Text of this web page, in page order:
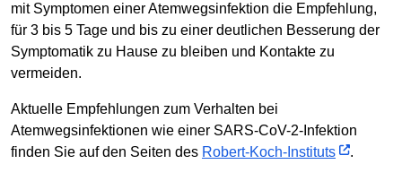
mit Symptomen einer Atemwegsinfektion die Empfehlung,
für 3 bis 5 Tage und bis zu einer deutlichen Besserung der
Symptomatik zu Hause zu bleiben und Kontakte zu
vermeiden.
Aktuelle Empfehlungen zum Verhalten bei
Atemwegsinfektionen wie einer SARS-CoV-2-Infektion
finden Sie auf den Seiten des Robert-Koch-Instituts .